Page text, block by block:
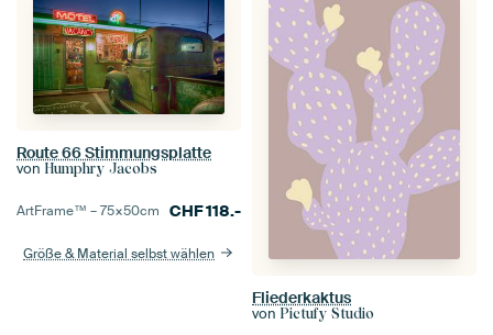
Route 66 Stimmungsplatte
von Humphry Jacobs
ArtFrame™ –75×50cm CHF118.-
Größe & Material selbst wählen
Fliederkaktus
von Pictufy Studio